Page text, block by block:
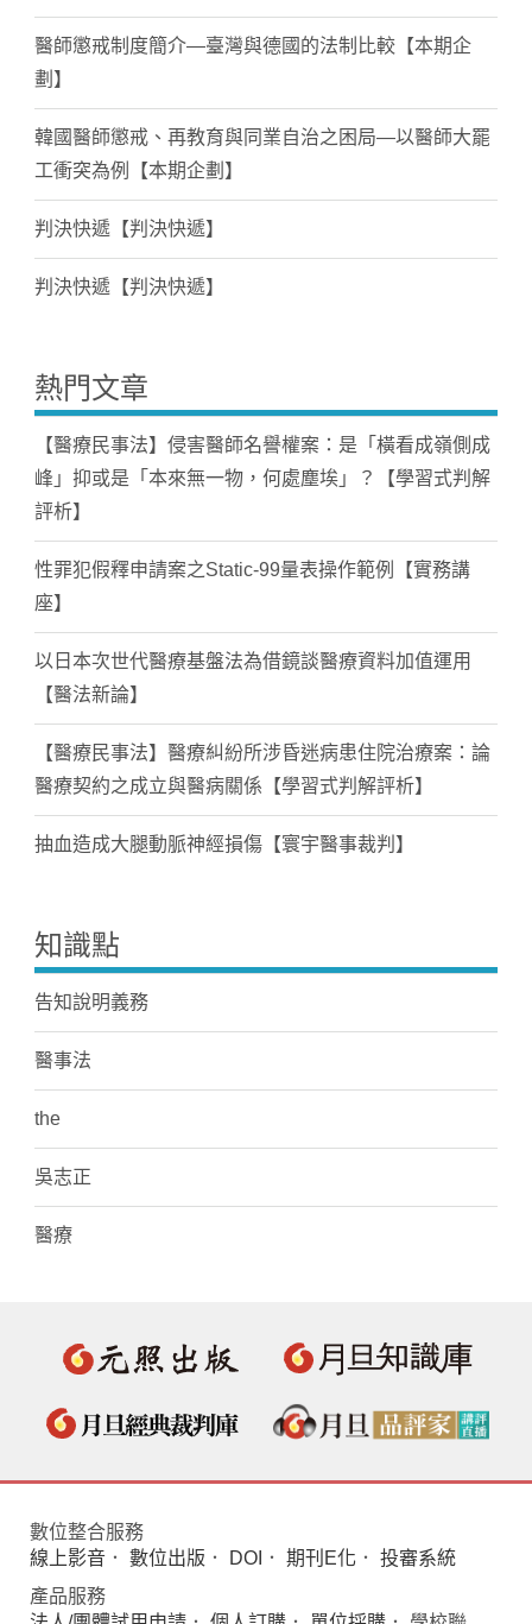
醫師懲戒制度簡介—臺灣與德國的法制比較【本期企
劃】
韓國醫師懲戒、再教育與同業自治之困局—以醫師大罷
工衝突為例【本期企劃】
判決快遞【判決快遞】
判決快遞【判決快遞】
熱門文章
【醫療民事法】侵害醫師名譽權案：是「橫看成嶺側成
峰」抑或是「本來無一物，何處塵埃」？【學習式判解
評析】
性罪犯假釋申請案之Static-99量表操作範例【實務講
座】
以日本次世代醫療基盤法為借鏡談醫療資料加值運用
【醫法新論】
【醫療民事法】醫療糾紛所涉昏迷病患住院治療案：論
醫療契約之成立與醫病關係【學習式判解評析】
抽血造成大腿動脈神經損傷【寰宇醫事裁判】
知識點
告知說明義務
醫事法
the
吳志正
醫療
數位整合服務
線上影音 ． 數位出版 ． DOI ． 期刊E化 ． 投審系統
產品服務